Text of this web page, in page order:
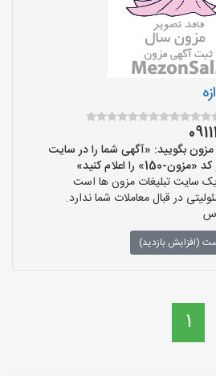
بگویید: «آگهی شما را در سایت
را اعلام کنید»
سایت تبلیغات مزون ها است
در قبال معاملات شما ندارد.
(افزایش بازدید)
1